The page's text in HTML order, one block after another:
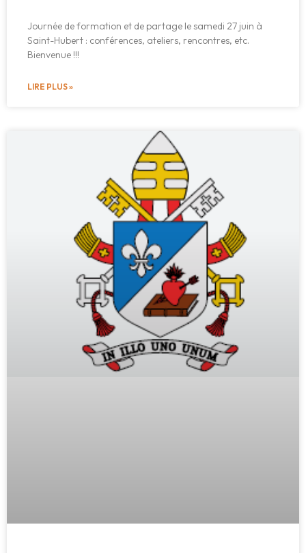
Journée de formation et de partage le samedi 27 juin à
Saint-Hubert : conférences, ateliers, rencontres, etc.
Bienvenue !!!
LIRE PLUS »